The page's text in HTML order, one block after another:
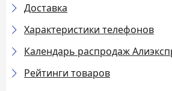
Доставка
Характеристики телефонов
Календарь распродаж
Рейтинги товаров